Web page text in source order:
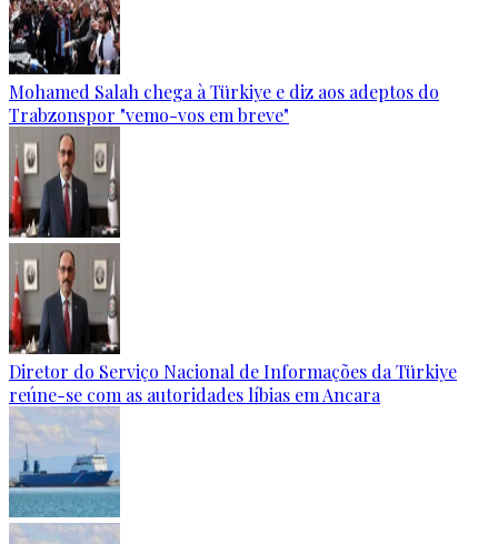
Mohamed Salah chega à Türkiye e diz aos adeptos do
Trabzonspor "vemo-vos em breve"
Diretor do Serviço Nacional de Informações da Türkiye
reúne-se com as autoridades líbias em Ancara